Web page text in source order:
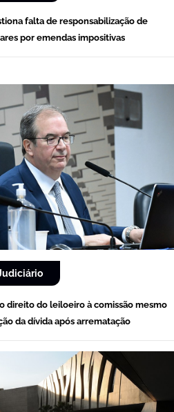
falta de responsabilização de
por emendas impositivas
direito do leiloeiro à comissão mesmo
da dívida após arrematação